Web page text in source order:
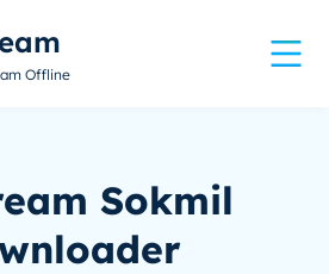
Offline
Sokmil